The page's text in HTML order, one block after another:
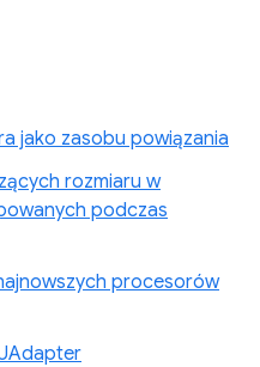
jako zasobu powiązania
rozmiaru w
podczas
procesorów